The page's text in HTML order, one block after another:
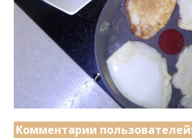
Комментарии